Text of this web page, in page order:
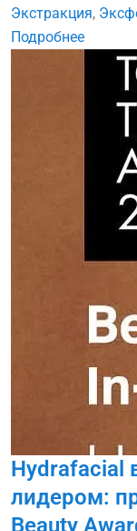
Экстракция,
Подробнее
Hydrafacial
лидером:
Beauty